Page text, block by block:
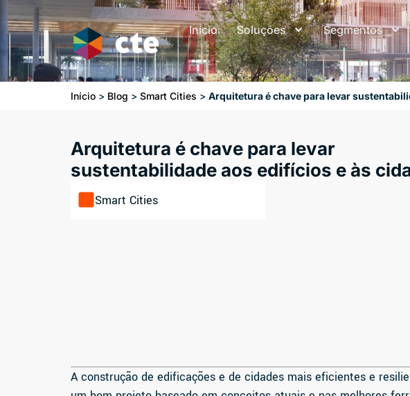
Início Soluções Segmentos
Início > Blog > Smart Cities > Arquitetura é chave para levar
Arquitetura é chave para levar
sustentabilidade aos edifícios e às
Smart Cities
A construção de edificações e de cidades mais eficientes e